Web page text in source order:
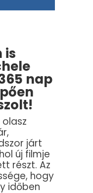
is
nap
járt
új filmje
részt. Az
hogy
időben